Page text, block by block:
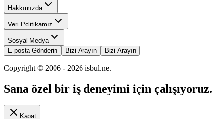
Hakkımızda
Veri Politikamız
Sosyal Medya
E-posta Gönderin
Bizi Arayın Bizi Arayın
Copyright © 2006 - 2026 isbul.net
Sana özel bir iş deneyimi için çalışıyoruz.
Kapat